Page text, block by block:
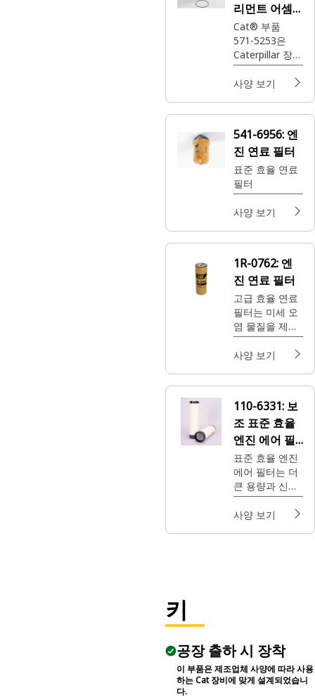
리먼트 어셈
블리
Cat® 부품
571-5253은
Caterpillar 장비
를 보호하고 내
구성 있는 성능
속기 필터입니
사양 보기
541-6956: 엔
진 연료 필터
표준 효율 연료
필터
사양 보기
1R-0762: 엔
진 연료 필터
고급 효율 연료
필터는 미세 오
염 물질을 제거
하도록 설계되
어 민감한 연료
하고 조기 손상
시간과 비용을
절약할 수 있도
록 돕습니다.
사양 보기
110-6331: 보
조 표준 효율
엔진 에어 필
터
표준 효율 엔진
에어 필터는 더
큰 용량과 신속
한 정비를 제공
하여 일반 작업
사양 보기
키
공장 출하 시 장착
이 부품은 제조업체 사양에 따라 사용
하는 Cat 장비에 맞게 설계되었습니
다.